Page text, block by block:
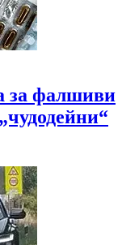
за фалшиви